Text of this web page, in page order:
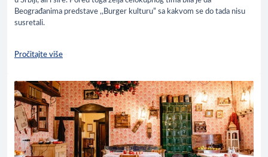
Beograđanima predstave ,,Burger kulturu” sa kakvom se do tada nisu
susretali.
Pročitajte više